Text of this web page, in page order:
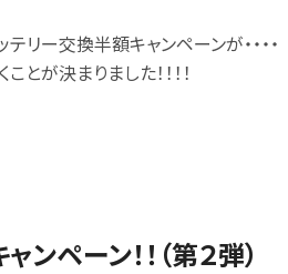
リー交換半額キャンペーンが・・・・
が決まりました！！！！
ペーン！！（第２弾）